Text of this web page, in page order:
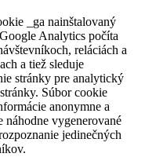
_ga nainštalovaný
Analytics počíta
reláciách a
a tiež sleduje
stránky pre analytický
Súbor cookie
anonymne a
náhodne vygenerované
jedinečných